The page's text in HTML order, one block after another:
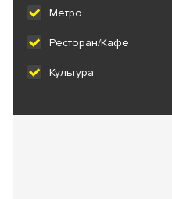
Метро
Ресторан/Кафе
Культура